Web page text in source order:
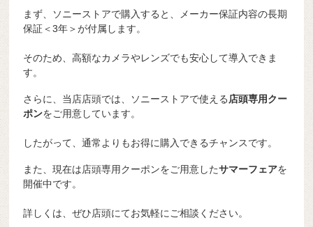
まず、ソニーストアで購入すると、メーカー保証内容の長期
保証＜3年＞が付属します。
そのため、高額なカメラやレンズでも安心して導入できま
す。
さらに、当店店頭では、ソニーストアで使える 店頭専用クー
ポンをご用意しています。
したがって、通常よりもお得に購入できるチャンスです。
また、現在は店頭専用クーポンをご用意したサマーフェアを
開催中です。
詳しくは、ぜひ店頭にてお気軽にご相談ください。